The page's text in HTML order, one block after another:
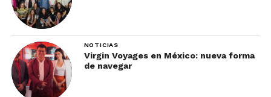
NOTICIAS
Virgin Voyages en México: nueva forma
de navegar